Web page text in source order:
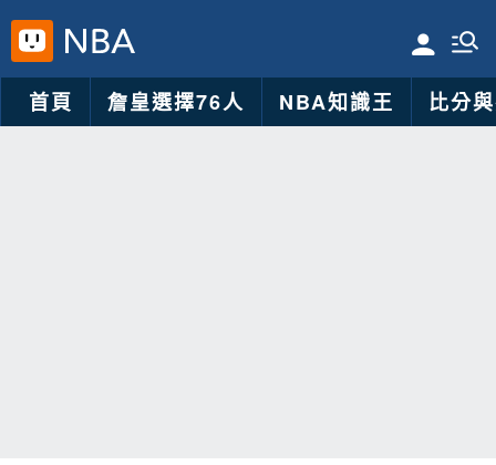
首頁 詹皇選擇76人 NBA知識王 比分